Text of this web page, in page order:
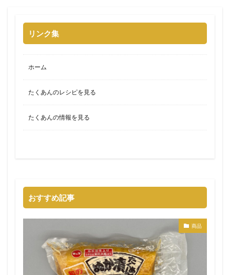
リンク集
ホーム
たくあんのレシピを見る
たくあんの情報を見る
おすすめ記事
商品